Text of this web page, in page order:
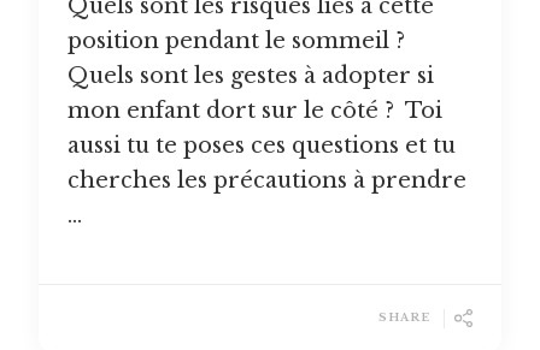
Quels sont les risques liés à cette
position pendant le sommeil ?
Quels sont les gestes à adopter si
mon enfant dort sur le côté ? Toi
aussi tu te poses ces questions et tu
cherches les précautions à prendre
…
SHARE